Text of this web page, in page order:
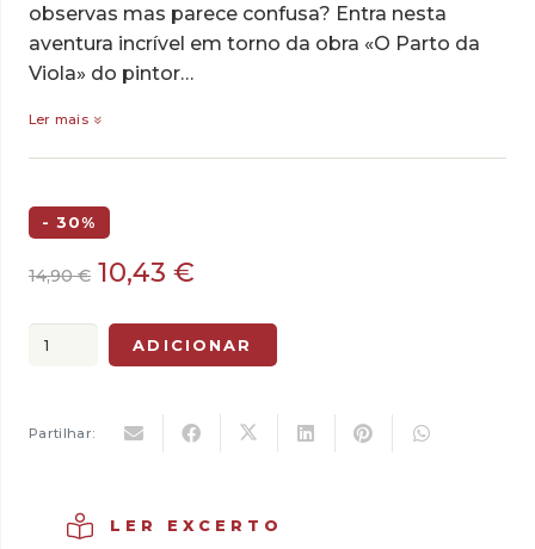
observas mas parece confusa? Entra nesta
aventura incrível em torno da obra «O Parto da
Viola» do pintor…
Ler mais
- 30%
14,90€ O
original
era:
10,43 €
atual
é:
Quantidade
-
ADICIONAR
Partilhar:
LER EXCERTO